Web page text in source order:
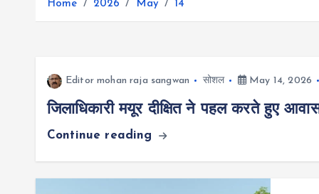
Home 2026 May 14
Editor mohan raja sangwan सोशल May 14, 2026
जिलाधिकारी मयूर दीक्षित ने पहल करते हुए
Continue reading